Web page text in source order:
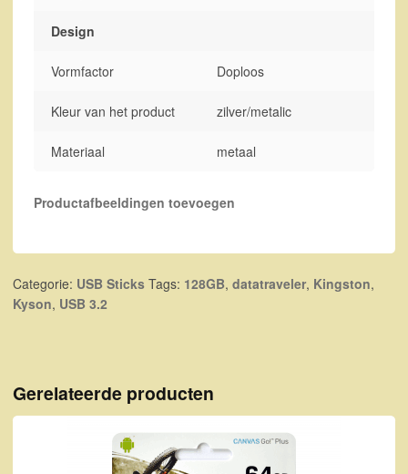
Design
Vormfactor Doploos
Kleur van het product zilver/metalic
Materiaal metaal
Productafbeeldingen toevoegen
Categorie: USB Sticks Tags: 128GB, datatraveler, Kingston,
Kyson, USB 3.2
Gerelateerde producten